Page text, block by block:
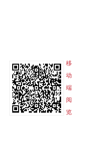
移
动
端
阅
览